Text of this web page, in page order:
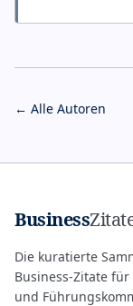
← Alle Autoren
Business
Die kuratierte
Business-Zitate
und